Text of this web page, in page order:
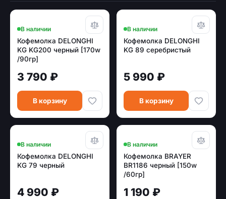
В наличии
Кофемолка DELONGHI
KG KG200 черный [170w
/90гр]
3 790 ₽
В корзину
В наличии
Кофемолка DELONGHI
KG 89 серебристый
5 990 ₽
В корзину
В наличии
Кофемолка DELONGHI
KG 79 черный
4 990 ₽
В наличии
Кофемолка BRAYER
BR1186 черный [150w
/60гр]
1 190 ₽